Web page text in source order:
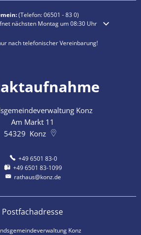
(Telefon:06501 - 83 0)
Öffnungs- oder Schließzeiten auszublenden
nächsten Montag um 08:30 Uhr
nach telefonischer Vereinbarung!
Konz
Am Markt 11
54329 Konz
+49 6501 83-0
+49 6501 83-1099
rathaus@konz.de
Postfachadresse
Konz